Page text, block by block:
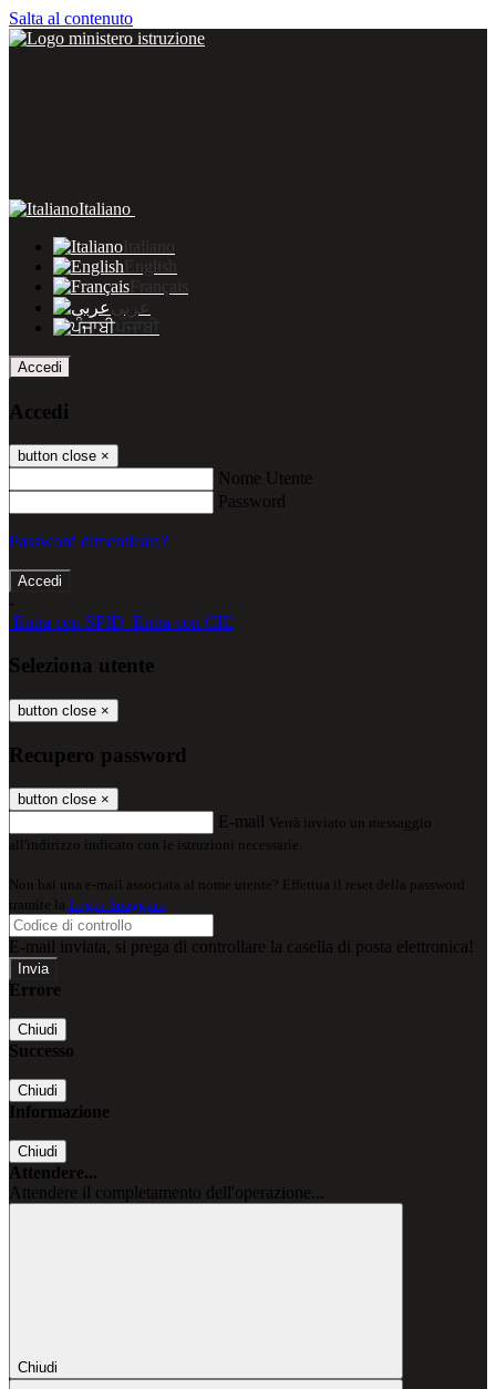
Salta al contenuto
Italiano
Italiano
English
Français
عربى
ਪੰਜਾਬੀ
Accedi
Accedi
button close ×
Nome Utente
Password
Password dimenticata?
-
Entra con SPID Entra con CIE
Seleziona utente
button close ×
Recupero password
button close ×
E-mail Verrà inviato un messaggio
all'indirizzo indicato con le istruzioni necessarie.
Non hai una e-mail associata al nome utente? Effettua il reset della password
tramite la Login Spaggiari
E-mail inviata, si prega di controllare la casella di posta elettronica!
Errore
Chiudi
Successo
Chiudi
Informazione
Chiudi
Attendere...
Attendere il completamento dell'operazione...
Chiudi